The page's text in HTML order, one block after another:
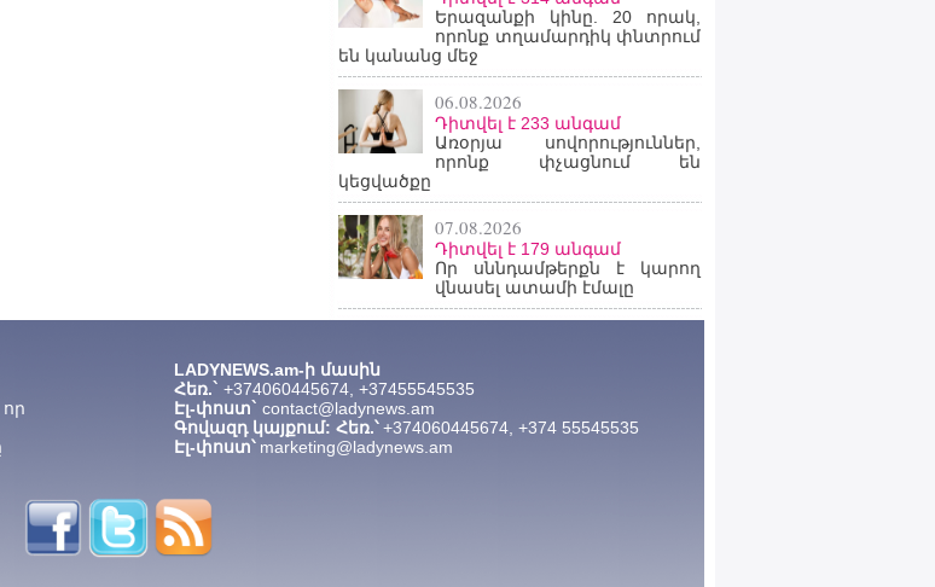
Երազանքի կինը. 20 որակ,
որոնք տղամարդիկ փնտրում
են կանանց մեջ
06.08.2026
Դիտվել է 233 անգամ
Առօրյա սովորություններ,
որոնք փչացնում են
կեցվածքը
07.08.2026
Դիտվել է 179 անգամ
Որ սննդամթերքն է կարող
վնասել ատամի էմալը
LADYNEWS.am-ի մասին
Հեռ.` +374060445674, +37455545535
Էլ-փոստ` contact@ladynews.am
Գովազդ կայքում: Հեռ.՝+374060445674, +374 55545535
Էլ-փոստ՝ marketing@ladynews.am